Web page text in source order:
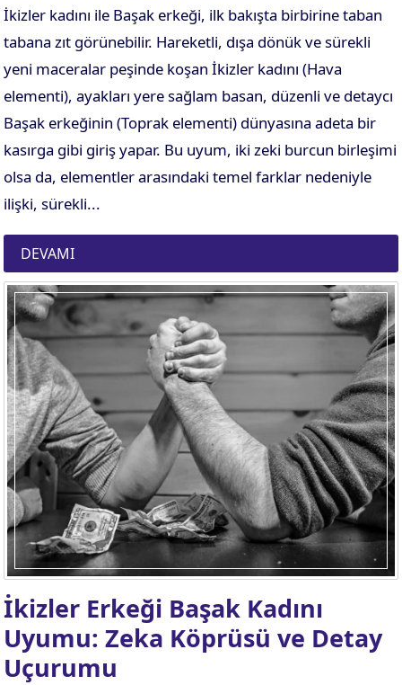
İkizler kadını ile Başak erkeği, ilk bakışta birbirine taban
tabana zıt görünebilir. Hareketli, dışa dönük ve sürekli
yeni maceralar peşinde koşan İkizler kadını (Hava
elementi), ayakları yere sağlam basan, düzenli ve detaycı
Başak erkeğinin (Toprak elementi) dünyasına adeta bir
kasırga gibi giriş yapar. Bu uyum, iki zeki burcun birleşimi
olsa da, elementler arasındaki temel farklar nedeniyle
ilişki, sürekli...
DEVAMI
İkizler Erkeği Başak Kadını
Uyumu: Zeka Köprüsü ve Detay
Uçurumu